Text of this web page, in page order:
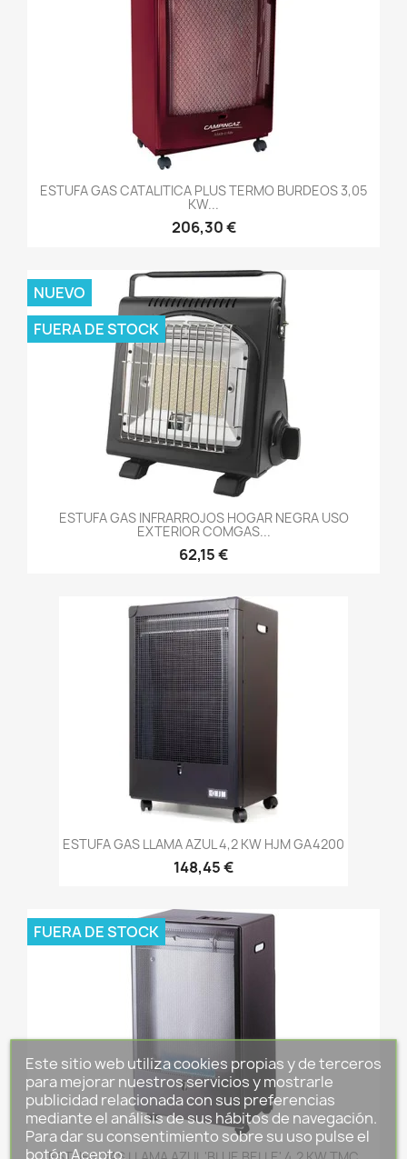
ESTUFA GAS CATALITICA PLUS TERMO BURDEOS 3,05
KW...
206,30 €
ESTUFA GAS INFRARROJOS HOGAR NEGRA USO
EXTERIOR COMGAS...
62,15 €
NUEVO
FUERA DE STOCK
ESTUFA GAS LLAMA AZUL 4,2 KW HJM GA4200
148,45 €
FUERA DE STOCK
Este sitio web utiliza cookies propias y de terceros
para mejorar nuestros servicios y mostrarle
publicidad relacionada con sus preferencias
mediante el análisis de sus hábitos de navegación.
Para dar su consentimiento sobre su uso pulse el
botón Acepto.